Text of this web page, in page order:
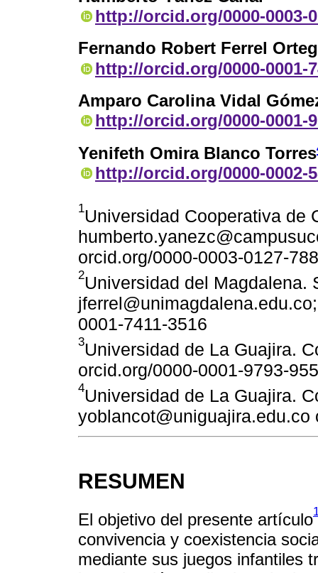
http://orcid.org/0000-0003-
Fernando Robert Ferrel
http://orcid.org/0000-0001-
Amparo Carolina Vidal
http://orcid.org/0000-0001-
Yenifeth Omira Blanco Torres
http://orcid.org/0000-0002-
1Universidad Cooperativa de
orcid.org/0000-0003-0127-
2Universidad del Magdalena.
0001-7411-3516
3Universidad de La Guajira.
orcid.org/0000-0001-9793-
4Universidad de La Guajira.
RESUMEN
El objetivo del presente artículo
convivencia y coexistencia
mediante sus juegos infantiles